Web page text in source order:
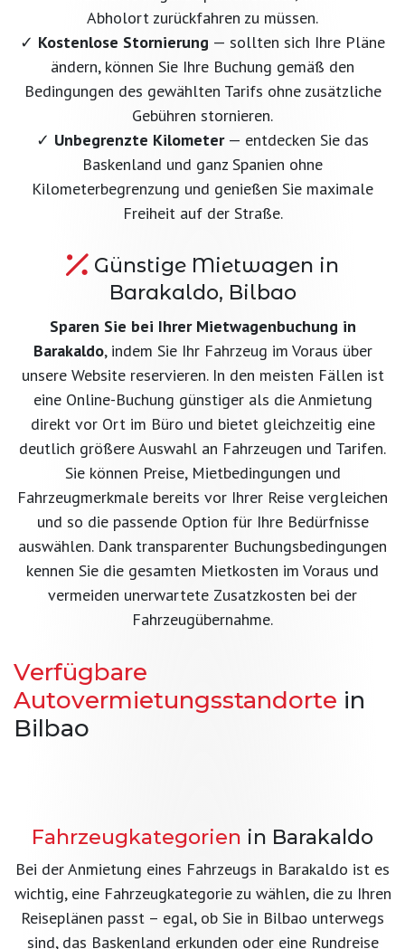
Abholort zurückfahren zu müssen.
✓ Kostenlose Stornierung — sollten sich Ihre Pläne
ändern, können Sie Ihre Buchung gemäß den
Bedingungen des gewählten Tarifs ohne zusätzliche
Gebühren stornieren.
✓ Unbegrenzte Kilometer— entdecken Sie das
Baskenland und ganz Spanien ohne
Kilometerbegrenzung und genießen Sie maximale
Freiheit auf der Straße.
Günstige Mietwagen in
Barakaldo, Bilbao
Sparen Sie bei Ihrer Mietwagenbuchung in
Barakaldo, indem Sie Ihr Fahrzeug im Voraus über
unsere Website reservieren. In den meisten Fällen ist
eine Online-Buchung günstiger als die Anmietung
direkt vor Ort im Büro und bietet gleichzeitig eine
deutlich größere Auswahl an Fahrzeugen und Tarifen.
Sie können Preise, Mietbedingungen und
Fahrzeugmerkmale bereits vor Ihrer Reise vergleichen
und so die passende Option für Ihre Bedürfnisse
auswählen. Dank transparenter Buchungsbedingungen
kennen Sie die gesamten Mietkosten im Voraus und
vermeiden unerwartete Zusatzkosten bei der
Fahrzeugübernahme.
Verfügbare
Autovermietungsstandorte in
Bilbao
Mehr erfahren →
Bequeme Fahrzeugübernahme im Stadtzentrum
Mehr erfahren →
Abholstation in der Nähe von Bilbao
Mehr erfahren →
Mietwagen in Spanien
Alle Rentaholiday-Standorte in Spanien
Alle anzeigen →
Fahrzeugkategorien in Barakaldo
Bei der Anmietung eines Fahrzeugs in Barakaldo ist es
wichtig, eine Fahrzeugkategorie zu wählen, die zu Ihren
Reiseplänen passt – egal, ob Sie in Bilbao unterwegs
sind, das Baskenland erkunden oder eine Rundreise